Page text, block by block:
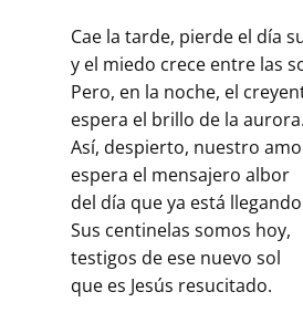
Cae la tarde, pierde el día
y el miedo crece entre las
Pero, en la noche, el
espera el brillo de la aurora.
Así, despierto, nuestro
espera el mensajero albor
del día que ya está
Sus centinelas somos hoy,
testigos de ese nuevo sol
que es Jesús resucitado.